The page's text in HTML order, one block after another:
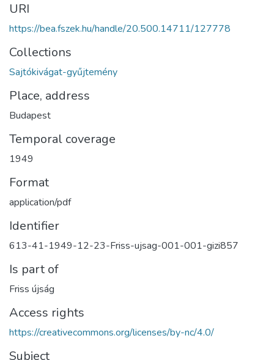
URI
https://bea.fszek.hu/handle/20.500.14711/127778
Collections
Sajtókivágat-gyűjtemény
Place, address
Budapest
Temporal coverage
1949
Format
application/pdf
Identifier
613-41-1949-12-23-Friss-ujsag-001-001-gizi857
Is part of
Friss újság
Access rights
https://creativecommons.org/licenses/by-nc/4.0/
Subject